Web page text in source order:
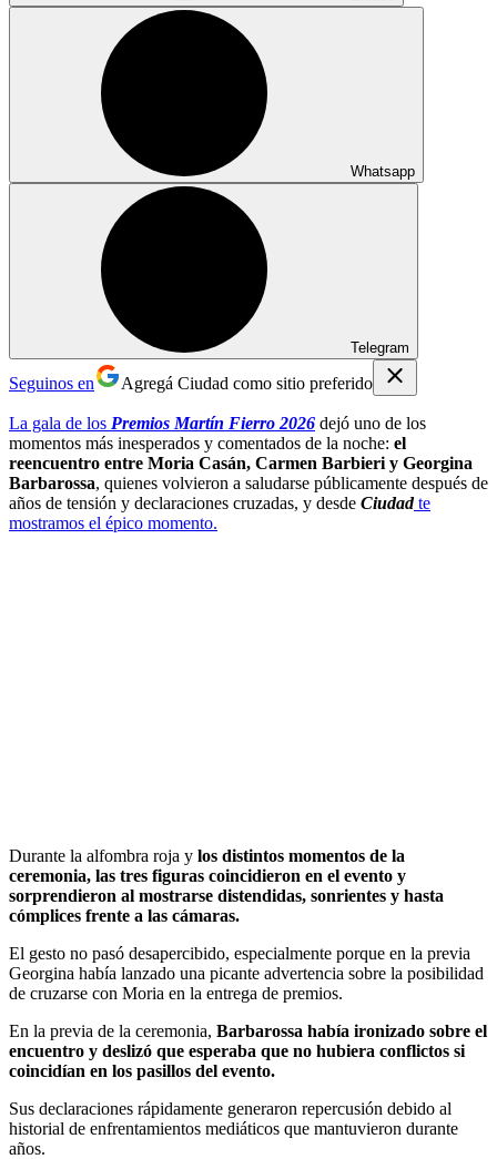
Whatsapp
Telegram
Seguinos en Agregá Ciudad como sitio preferido
La gala de los Premios Martín Fierro 2026 dejó uno de los
momentos más inesperados y comentados de la noche: el
reencuentro entre Moria Casán, Carmen Barbieri y Georgina
Barbarossa, quienes volvieron a saludarse públicamente después de
años de tensión y declaraciones cruzadas, y desde Ciudad te
mostramos el épico momento.
Durante la alfombra roja y los distintos momentos de la
ceremonia, las tres figuras coincidieron en el evento y
sorprendieron al mostrarse distendidas, sonrientes y hasta
cómplices frente a las cámaras.
El gesto no pasó desapercibido, especialmente porque en la previa
Georgina había lanzado una picante advertencia sobre la posibilidad
de cruzarse con Moria en la entrega de premios.
En la previa de la ceremonia, Barbarossa había ironizado sobre el
encuentro y deslizó que esperaba que no hubiera conflictos si
coincidían en los pasillos del evento.
Sus declaraciones rápidamente generaron repercusión debido al
historial de enfrentamientos mediáticos que mantuvieron durante
años.